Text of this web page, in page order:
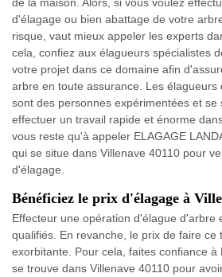
d'élagage ou bien abattage de votre
risque, vaut mieux appeler les experts
cela, confiez aux élagueurs spécialistes
votre projet dans ce domaine afin
arbre en toute assurance. Les élagueurs
sont des personnes expérimentées et se
effectuer un travail rapide et énorme
vous reste qu'à appeler ELAGAGE
qui se situe dans Villenave 40110 pour
d'élagage.
Bénéficiez le prix d'élagage à
Effecteur une opération d'élague d'arbre
qualifiés. En revanche, le prix de faire ce
exorbitante. Pour cela, faites confiance à
se trouve dans Villenave 40110 pour